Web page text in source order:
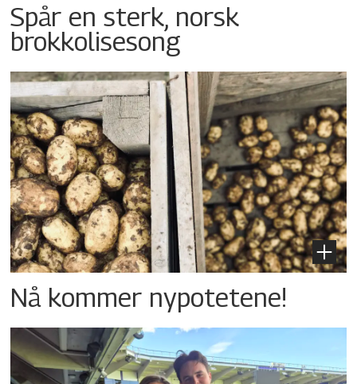
Spår en sterk, norsk
brokkolisesong
Nå kommer nypotetene!